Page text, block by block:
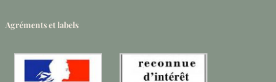
Agréments et labels